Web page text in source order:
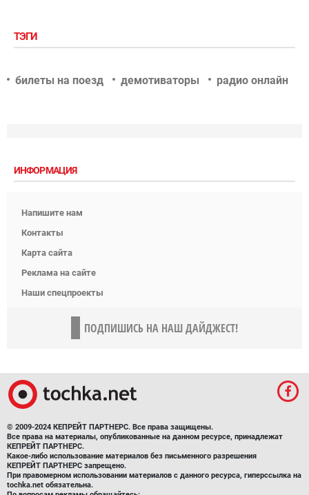
ТЭГИ
билеты на поезд демотиваторы радио онлайн
ИНФОРМАЦИЯ
Напишите нам
Контакты
Карта сайта
Реклама на сайте
Наши спецпроекты
ПОДПИШИСЬ НА НАШ ДАЙДЖЕСТ!
© 2009-2024 КЕПРЕЙТ ПАРТНЕРС. Все права защищены.
Все права на материалы, опубликованные на данном ресурсе, принадлежат
КЕПРЕЙТ ПАРТНЕРС.
Какое-либо использование материалов без письменного разрешения
КЕПРЕЙТ ПАРТНЕРС запрещено.
При правомерном использовании материалов с данного ресурса, гиперссылка на
tochka.net обязательна.